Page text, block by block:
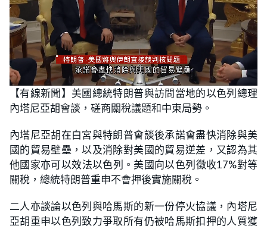
U
n
m
t
e
L
o
a
d
e
d
7
.
4
5
%
【有線新聞】美國總統特朗普與訪問當地的以色列總理
內塔尼亞胡會談，磋商關稅議題和中東局勢。
內塔尼亞胡在白宮與特朗普會談後承諾會盡快消除與美
國的貿易壁壘，以及消除對美國的貿易逆差，又認為其
他國家亦可以效法以色列。美國向以色列徵收17%對等
關稅，總統特朗普重申不會押後實施關稅。
二人亦談論以色列與哈馬斯的新一份停火協議，內塔尼
亞胡重申以色列致力爭取所有仍被哈馬斯扣押的人質獲